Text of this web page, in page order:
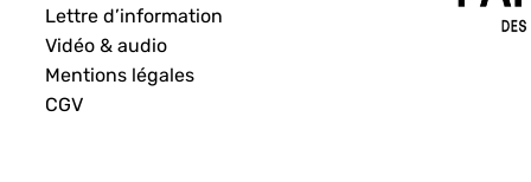
Lettre d’information
Vidéo & audio
Mentions légales
CGV